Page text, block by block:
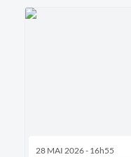
28 MAI 2026 - 16h55